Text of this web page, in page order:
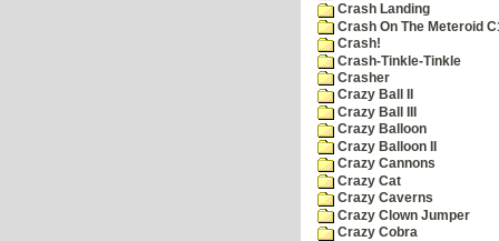
Crash Landing
Crash On The Meteroid
Crash!
Crash-Tinkle-Tinkle
Crasher
Crazy Ball II
Crazy Ball III
Crazy Balloon
Crazy Balloon II
Crazy Cannons
Crazy Cat
Crazy Caverns
Crazy Clown Jumper
Crazy Cobra